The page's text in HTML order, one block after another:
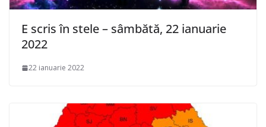
E scris în stele – sâmbătă, 22 ianuarie
2022
22 ianuarie 2022